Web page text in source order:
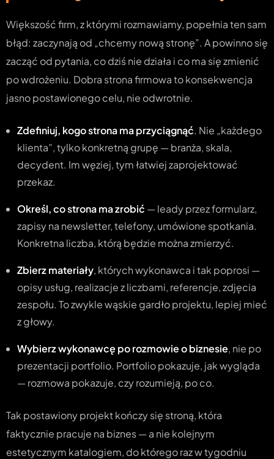
Większość firm, z którymi rozmawiamy, popełnia ten sam
błąd: zaczynają od „chcemy nową stronę”. A powinno się
zacząć od pytania, co dziś nie działa i co ma się zmienić
po wdrożeniu. Dobra strona firmowa to konsekwencja
jasno postawionego celu, nie odwrotnie.
Zdefiniuj, kogo strona ma przyciągnąć. Nie „każdego
klienta”, tylko konkretną grupę — branża, skala,
decydent. Im węziej, tym łatwiej zaprojektować
przekaz.
Określ, co strona ma zrobić — leady przez formularz,
zapisy na newsletter, telefony, umówione spotkania.
Konkretna liczba, którą będzie można zmierzyć.
Zbierz materiały, których wykonawca i tak poprosi —
opisy usług, realizacje z liczbami, referencje, zdjęcia
zespołu. To zwykle wąskie gardło projektu, lepiej mieć
z głowy.
Wybierz wykonawcę po rozmowie o biznesie, nie po
prezentacji portfolio. Portfolio pokazuje, jak wygląda
— rozmowa pokazuje, czy rozumieją, po co.
Tak postawiony projekt kończy się stroną, która
faktycznie pracuje na biznes — a nie kolejnym
estetycznym katalogiem, do którego raz w tygodniu